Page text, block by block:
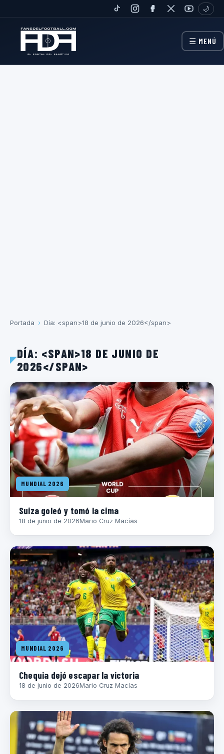
TIKTOKINSTAGRAMFANPAGETWITTERYOUTUBE
🌙
☰ MENÚ
Portada › Día: <span>18 de junio de 2026</span>
DÍA: <SPAN>18 DE JUNIO DE
2026</SPAN>
MUNDIAL 2026
Suiza goleó y tomó la cima
18 de junio de 2026Mario Cruz Macías
MUNDIAL 2026
Chequia dejó escapar la victoria
18 de junio de 2026Mario Cruz Macías